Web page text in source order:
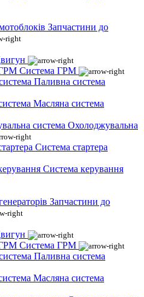
Запчастини до
Система ГРМ
Паливна система
Масляна система
Охолоджувальна
Система стартера
Система керування
Запчастини до
Система ГРМ
Паливна система
Масляна система